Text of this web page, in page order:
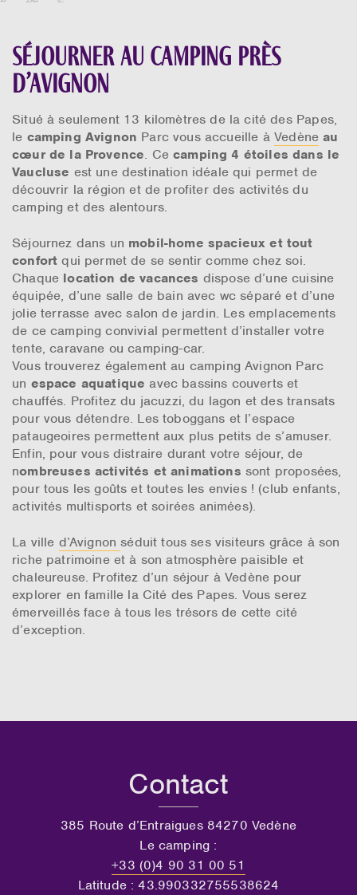
Séjourner au camping près
d’Avignon
Situé à seulement 13 kilomètres de la cité des Papes,
le camping Avignon Parc vous accueille à Vedène au
cœur de la Provence. Cecamping 4 étoiles dans le
Vaucluse est une destination idéale qui permet de
découvrir la région et de profiter des activités du
camping et des alentours.
Séjournez dans un mobil-home spacieux et tout
confort qui permet de se sentir comme chez soi.
Chaque location de vacances dispose d’une cuisine
équipée, d’une salle de bain avec wc séparé et d’une
jolie terrasse avec salon de jardin. Les emplacements
de ce camping convivial permettent d’installer votre
tente, caravane ou camping-car.
Vous trouverez également au camping Avignon Parc
un espace aquatique avec bassins couverts et
chauffés. Profitez du jacuzzi, du lagon et des transats
pour vous détendre. Les toboggans et l’espace
pataugeoires permettent aux plus petits de s’amuser.
Enfin, pour vous distraire durant votre séjour, de
nombreuses activités et animations sont proposées,
pour tous les goûts et toutes les envies ! (club enfants,
activités multisports et soirées animées).
La ville d’Avignonséduit tous ses visiteurs grâce à son
riche patrimoine et à son atmosphère paisible et
chaleureuse. Profitez d’un séjour à Vedène pour
explorer en famille la Cité des Papes. Vous serez
émerveillés face à tous les trésors de cette cité
d’exception.
Contact
385 Route d’Entraigues 84270 Vedène
Le camping :
+33 (0)4 90 31 00 51
Latitude : 43.990332755538624